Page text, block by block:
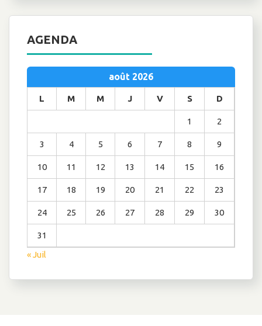
AGENDA
août 2026
L M M J V S D
1 2
3 4 5 6 7 8 9
10 11 12 13 14 15 16
17 18 19 20 21 22 23
24 25 26 27 28 29 30
31
« Juil